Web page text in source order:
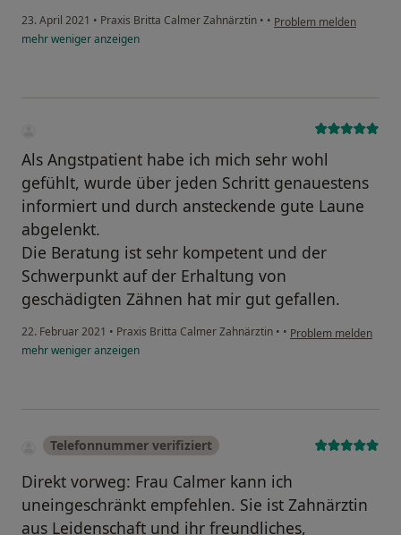
23. April 2021 • Praxis Britta Calmer Zahnärztin • • Problem melden
mehrwenigeranzeigen
Als Angstpatient habe ich mich sehr wohl
gefühlt, wurde über jeden Schritt genauestens
informiert und durch ansteckende gute Laune
abgelenkt.
Die Beratung ist sehr kompetent und der
Schwerpunkt auf der Erhaltung von
geschädigten Zähnen hat mir gut gefallen.
22. Februar 2021 • Praxis Britta Calmer Zahnärztin • • Problem melden
mehrwenigeranzeigen
Telefonnummer verifiziert
Direkt vorweg: Frau Calmer kann ich
uneingeschränkt empfehlen. Sie ist Zahnärztin
aus Leidenschaft und ihr freundliches,